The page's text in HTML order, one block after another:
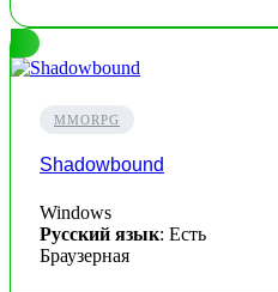
MMORPG
Shadowbound
Windows
Русский язык: Есть
Браузерная